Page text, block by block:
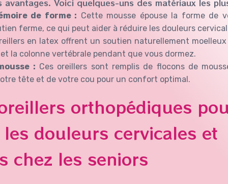
avantages. Voici quelques-uns des matériaux les
de forme : Cette mousse épouse la forme de
ferme, ce qui peut aider à réduire les douleurs
en latex offrent un soutien naturellement
la colonne vertébrale pendant que vous dormez.
: Ces oreillers sont remplis de flocons de
tête et de votre cou pour un confort optimal.
orthopédiques
douleurs cervicales et
chez les seniors